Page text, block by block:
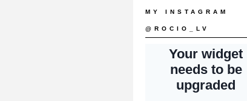
MY INSTAGRAM
@ROCIO_LV